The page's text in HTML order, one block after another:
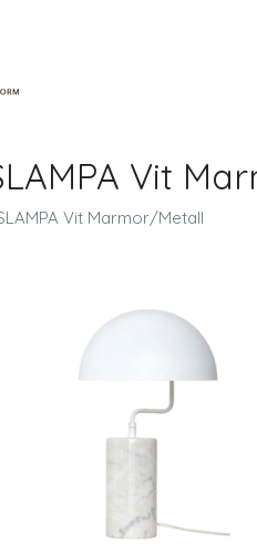
Vit
Vit Marmor/Metall